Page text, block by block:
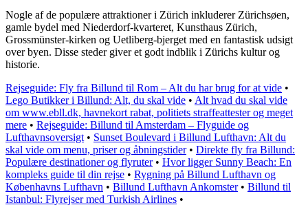
Nogle af de populære attraktioner i Zürich inkluderer Zürichsøen,
gamle bydel med Niederdorf-kvarteret, Kunsthaus Zürich,
Grossmünster-kirken og Uetliberg-bjerget med en fantastisk udsigt
over byen. Disse steder giver et godt indblik i Zürichs kultur og
historie.
Rejseguide: Fly fra Billund til Rom – Alt du har brug for at vide •
Lego Butikker i Billund: Alt, du skal vide • Alt hvad du skal vide
om www.ebll.dk, havnekort rabat, politiets straffeattester og meget
mere • Rejseguide: Billund til Amsterdam – Flyguide og
Lufthavnsoversigt • Sunset Boulevard i Billund Lufthavn: Alt du
skal vide om menu, priser og åbningstider• Direkte fly fra Billund:
Populære destinationer og flyruter• Hvor ligger Sunny Beach: En
kompleks guide til din rejse • Rygning på Billund Lufthavn og
Københavns Lufthavn • Billund Lufthavn Ankomster• Billund til
Istanbul: Flyrejser med Turkish Airlines •